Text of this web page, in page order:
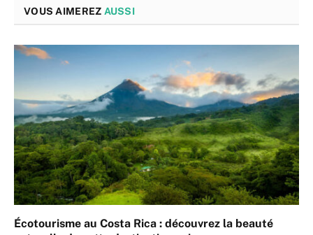
VOUS AIMEREZ AUSSI
Écotourisme au Costa Rica : découvrez la beauté